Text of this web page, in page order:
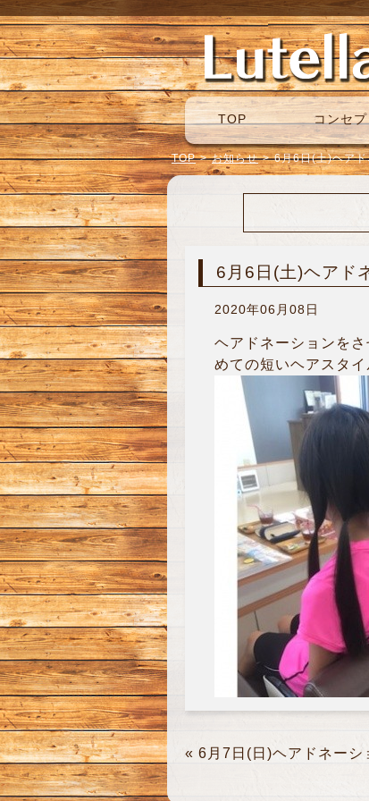
TOP コンセプ
TOP > お知らせ > 6月6日(土)ヘア
6月6日(土)ヘアド
2020年06月08日
ヘアドネーションを
めての短いヘアスタ
« 6月7日(日)ヘアドネーシ